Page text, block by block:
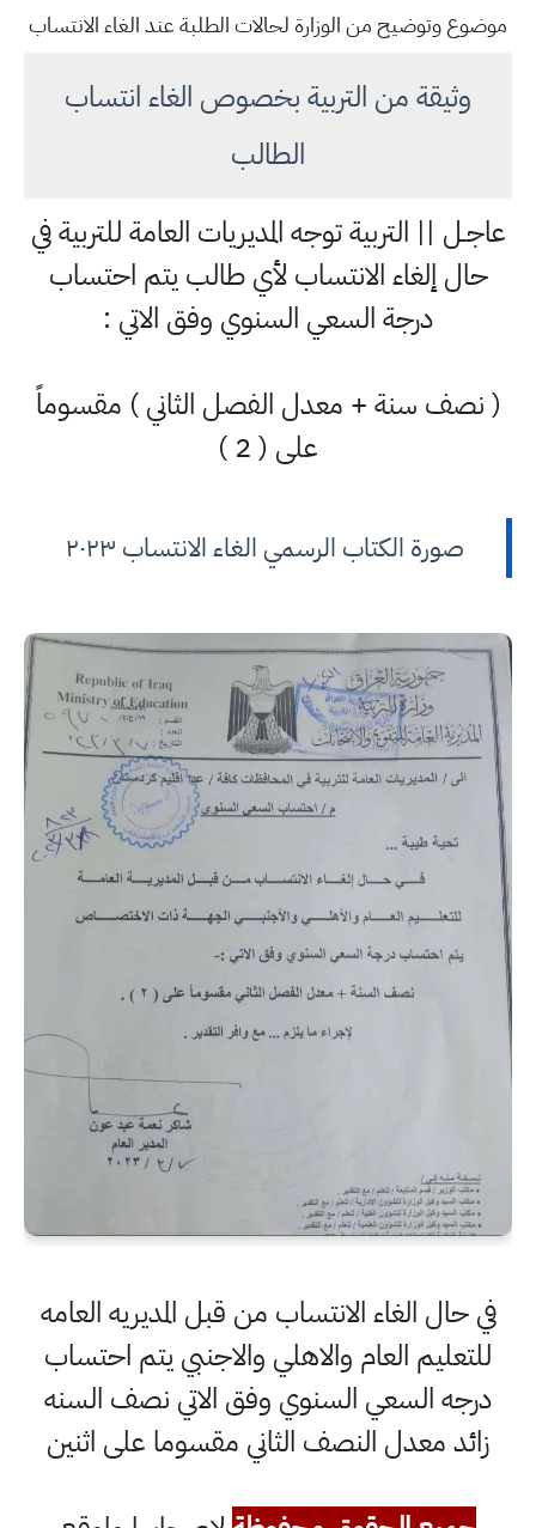
موضوع وتوضيح من الوزارة لحالات الطلبة عند الغاء الانتساب
وثيقة من التربية بخصوص الغاء انتساب
الطالب
عاجـل || التربية توجه المديريات العامة للتربية في
حال إلغاء الانتساب لأي طالب يتم احتساب
درجة السعي السنوي وفق الاتي :
( نصف سنة + معدل الفصل الثاني ) مقسوماً
على ( 2 )
صورة الكتاب الرسمي الغاء الانتساب ٢٠٢٣
في حال الغاء الانتساب من قبل المديريه العامه
للتعليم العام والاهلي والاجنبي يتم احتساب
درجه السعي السنوي وفق الاتي نصف السنه
زائد معدل النصف الثاني مقسوما على اثنين